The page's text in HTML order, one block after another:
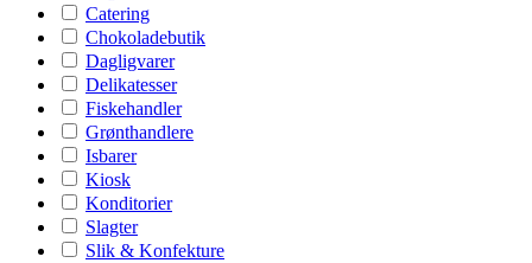
Catering
Chokoladebutik
Dagligvarer
Delikatesser
Fiskehandler
Grønthandlere
Isbarer
Kiosk
Konditorier
Slagter
Slik & Konfekture